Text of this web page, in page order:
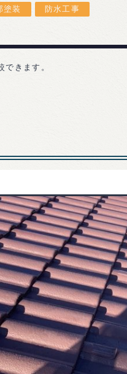
塗装 防水工事
きます。